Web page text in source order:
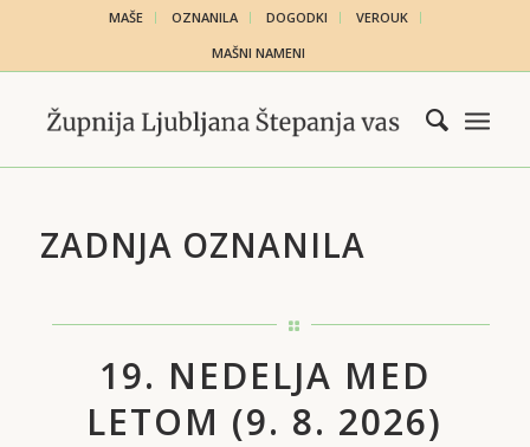
MAŠE OZNANILA DOGODKI
VEROUK
MAŠNI NAMENI
ZADNJA OZNANILA
19. NEDELJA MED
LETOM (9. 8. 2026)